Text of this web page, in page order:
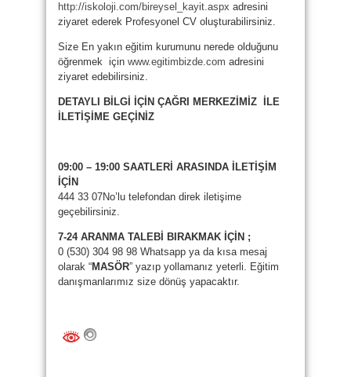
http://iskoloji.com/bireysel_kayit.aspx adresini
ziyaret ederek Profesyonel CV oluşturabilirsiniz.
Size En yakın eğitim kurumunu nerede olduğunu
öğrenmek için www.egitimbizde.com adresini
ziyaret edebilirsiniz.
DETAYLI BİLGİ İÇİN ÇAĞRI MERKEZİMİZ İLE
İLETİŞİME GEÇİNİZ
09:00 – 19:00 SAATLERİ ARASINDA İLETİŞİM
İÇİN
444 33 07No’lu telefondan direk iletişime
geçebilirsiniz.
7-24 ARANMA TALEBİ BIRAKMAK İÇİN ;
0 (530) 304 98 98 Whatsapp ya da kısa mesaj
olarak “MASÖR” yazıp yollamanız yeterli. Eğitim
danışmanlarımız size dönüş yapacaktır.